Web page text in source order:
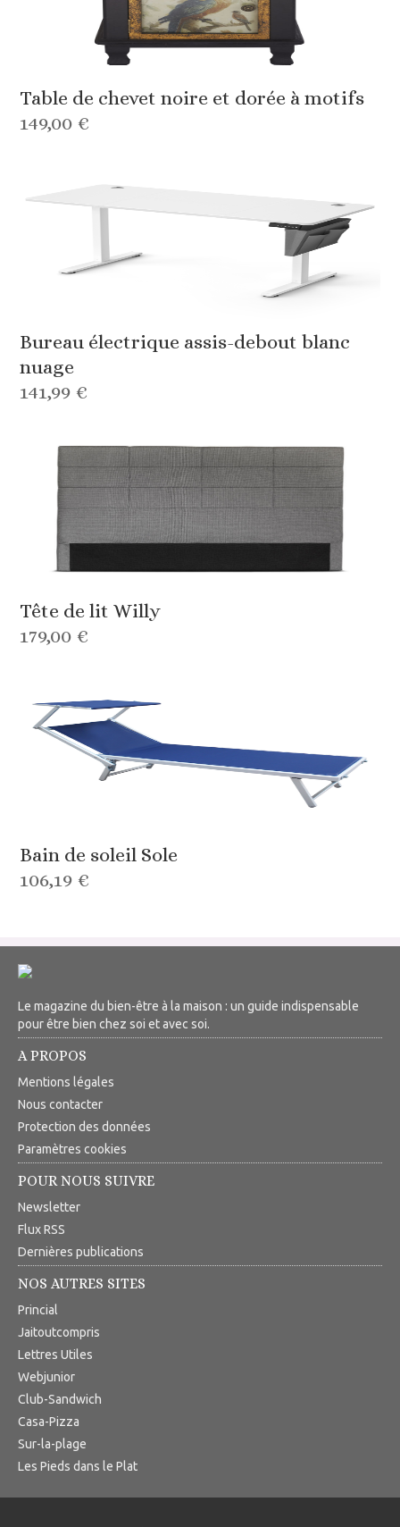
Table de chevet noire et dorée à motifs
149,00 €
Bureau électrique assis-debout blanc
nuage
141,99 €
Tête de lit Willy
179,00 €
Bain de soleil Sole
106,19 €
Le magazine du bien-être à la maison : un guide indispensable
pour être bien chez soi et avec soi.
A PROPOS
Mentions légales
Nous contacter
Protection des données
Paramètres cookies
POUR NOUS SUIVRE
Newsletter
Flux RSS
Dernières publications
NOS AUTRES SITES
Princial
Jaitoutcompris
Lettres Utiles
Webjunior
Club-Sandwich
Casa-Pizza
Sur-la-plage
Les Pieds dans le Plat